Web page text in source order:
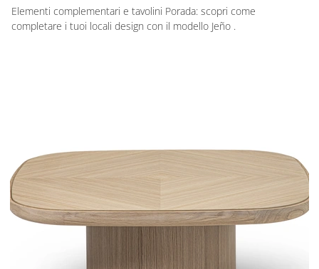
Elementi complementari e tavolini Porada: scopri come
completare i tuoi locali design con il modello Jeño .